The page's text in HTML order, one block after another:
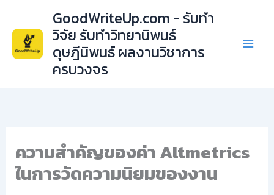
content
GoodWriteUp.com - รับทำ
วิจัย รับทำวิทยานิพนธ์
ดุษฎีนิพนธ์ ผลงานวิชาการ
ครบวงจร
ความสำคัญของค่า Altmetrics
ในการวัดความนิยมของงาน